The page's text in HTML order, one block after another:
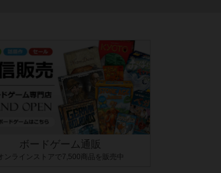
ボードゲーム通販
オンラインストアで7,500商品を販売中